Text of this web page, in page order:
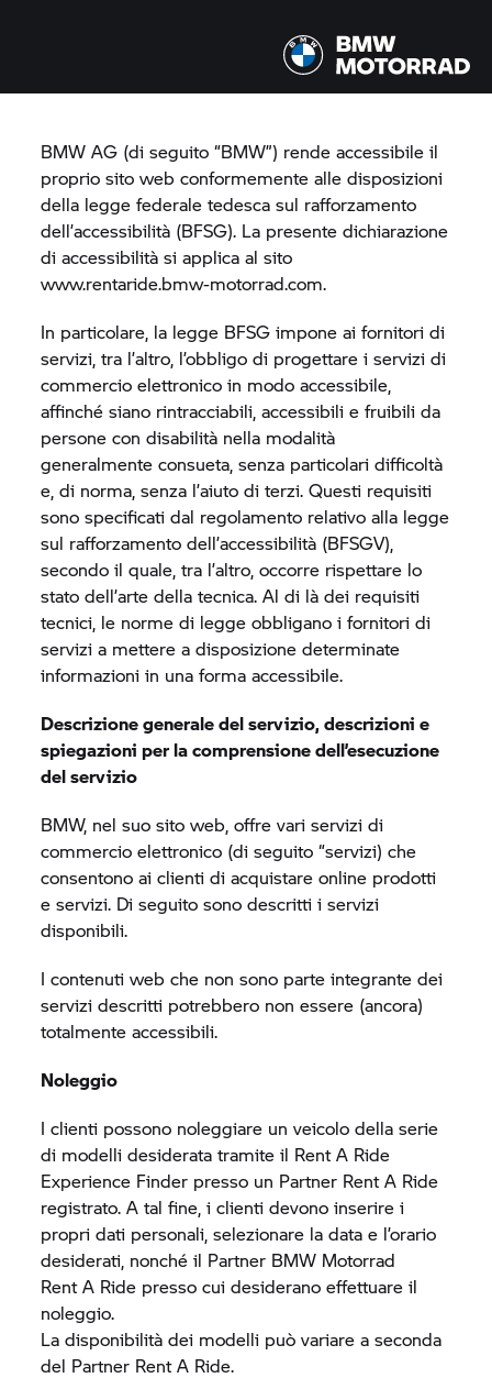
Dichiarazione di accessibilità
BMW AG (di seguito “BMW”) rende accessibile il
proprio sito web conformemente alle disposizioni
della legge federale tedesca sul rafforzamento
dell’accessibilità (BFSG). La presente dichiarazione
di accessibilità si applica al sito
www.rentaride.bmw-motorrad.com.
In particolare, la legge BFSG impone ai fornitori di
servizi, tra l’altro, l’obbligo di progettare i servizi di
commercio elettronico in modo accessibile,
affinché siano rintracciabili, accessibili e fruibili da
persone con disabilità nella modalità
generalmente consueta, senza particolari difficoltà
e, di norma, senza l’aiuto di terzi. Questi requisiti
sono specificati dal regolamento relativo alla legge
sul rafforzamento dell’accessibilità (BFSGV),
secondo il quale, tra l’altro, occorre rispettare lo
stato dell’arte della tecnica. Al di là dei requisiti
tecnici, le norme di legge obbligano i fornitori di
servizi a mettere a disposizione determinate
informazioni in una forma accessibile.
Descrizione generale del servizio, descrizioni e
spiegazioni per la comprensione dell’esecuzione
del servizio
BMW, nel suo sito web, offre vari servizi di
commercio elettronico (di seguito “servizi) che
consentono ai clienti di acquistare online prodotti
e servizi. Di seguito sono descritti i servizi
disponibili.
I contenuti web che non sono parte integrante dei
servizi descritti potrebbero non essere (ancora)
totalmente accessibili.
Noleggio
I clienti possono noleggiare un veicolo della serie
di modelli desiderata tramite il Rent A Ride
Experience Finder presso un Partner Rent A Ride
registrato. A tal fine, i clienti devono inserire i
propri dati personali, selezionare la data e l’orario
desiderati, nonché il Partner BMW Motorrad
Rent A Ride presso cui desiderano effettuare il
noleggio.
La disponibilità dei modelli può variare a seconda
del Partner Rent A Ride.